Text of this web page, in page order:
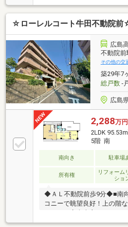
家族構成やライフスタイル
楽しめます。敷地内の駐車
あり）で、日々の車の出し
も充実しており、ショッピ
まで約300ｍ、牛田駅まで
ｍと交通・買い物ともに便
小学校まで約500ｍとお子様
コンビニやスーパーなども
すさと利便性を兼ね備えた
☆ローレルコート牛田不動院
広島
不動院前
その他の交
築29年7
総戸数-
広島
2,288万円
2LDK 95.53m
5階 南
南向き 駐車場
所有権
リフォーム
ショ
◆ＡＬ不動院前歩9分◆■南
コニーで眺望良好！上の階
ーム済（23LDK・約12洋・